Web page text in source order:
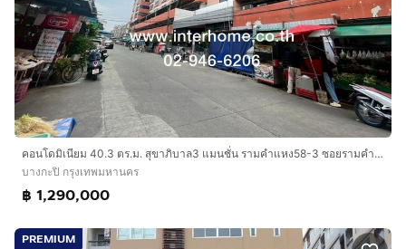
คอนโดมิเนียม 40.3 ตร.ม. สุขาภิบาล3 แมนชั่น รามคำแหง58-3 ซอยรามคำแหง58-3 ถนนรามคำแหง ถนนศรีนครินทร์ เขตบางกะปิ กรุงเทพมหานคร
บางกะปิ กรุงเทพมหานคร
฿ 1,290,000
PREMIUM